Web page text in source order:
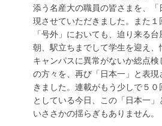
添う名産大の職員の皆さまを、「
現させていただきました。また１
「号外」においても、迫り来る
朝、駅立ちまでして学生を迎え、
キャンパスに異常がないか総点検
の方々を、再び「日本一」と表現
きました。連載がもう少しで５０
としている今日、この「日本一」
いささかの揺らぎもありません。